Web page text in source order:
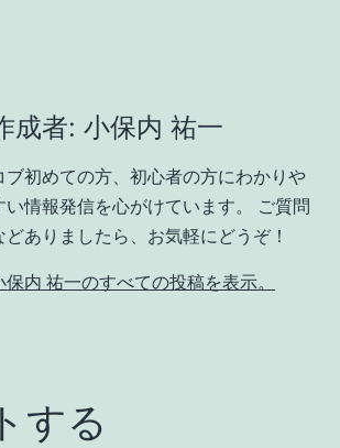
成者: 小保内 祐一
ブ初めての方、初心者の方にわかりや
い情報発信を心がけています。 ご質問
どありましたら、お気軽にどうぞ！
保内 祐一のすべての投稿を表示。
する